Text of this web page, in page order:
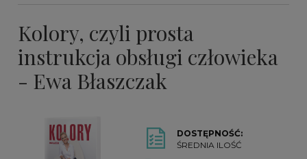
Kolory, czyli prosta
instrukcja obsługi człowieka
- Ewa Błaszczak
DOSTĘPNOŚĆ:
ŚREDNIA ILOŚĆ